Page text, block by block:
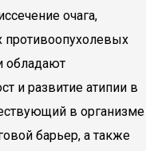
очага,
обладают
и развитие атипии в
в организме
барьер, а также